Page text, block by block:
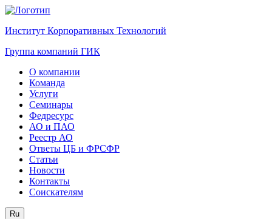
Институт Корпоративных Технологий
Группа компаний ГИК
О компании
Команда
Услуги
Семинары
Федресурс
АО и ПАО
Реестр АО
Ответы ЦБ и ФРСФР
Статьи
Новости
Контакты
Соискателям
Ru